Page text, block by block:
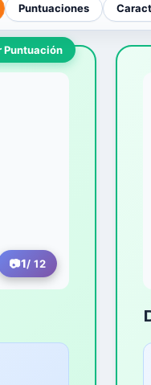
Puntuaciones
Puntuación
1/ 12